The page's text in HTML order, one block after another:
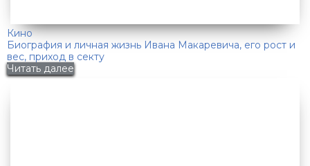
Кино
Биография и личная жизнь Ивана Макаревича, его рост и
вес, приход в секту
Читать далее